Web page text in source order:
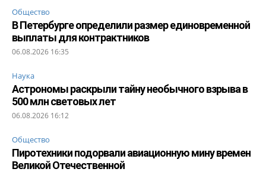
Общество
В Петербурге определили размер единовременной
выплаты для контрактников
06.08.2026 16:35
Наука
Астрономы раскрыли тайну необычного взрыва в
500 млн световых лет
06.08.2026 16:12
Общество
Пиротехники подорвали авиационную мину времен
Великой Отечественной